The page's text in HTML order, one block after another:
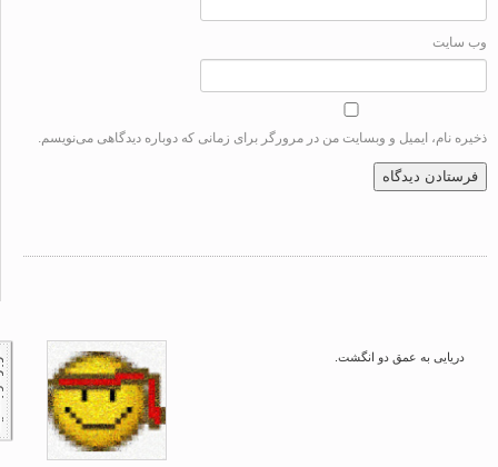
نام، ایمیل و وبسایت من در مرورگر برای زمانی که دوباره دیدگاهی می‌نویسم.
دریایی به عمق دو انگشت.